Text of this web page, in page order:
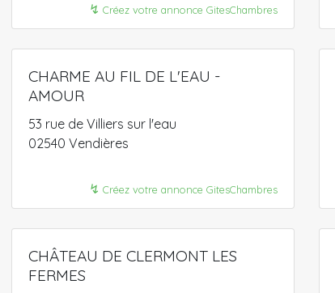
↯ Créez votre annonce GitesChambres
CHARME AU FIL DE L'EAU -
AMOUR
53 rue de Villiers sur l'eau
02540 Vendières
↯ Créez votre annonce GitesChambres
CHÂTEAU DE CLERMONT LES
FERMES